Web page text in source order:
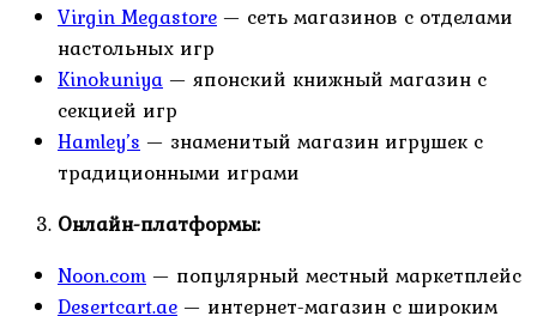
Virgin Megastore — сеть магазинов с отделами
настольных игр
Kinokuniya — японский книжный магазин с
секцией игр
Hamley’s — знаменитый магазин игрушек с
традиционными играми
Онлайн-платформы:
Noon.com — популярный местный маркетплейс
Desertcart.ae — интернет-магазин с широким